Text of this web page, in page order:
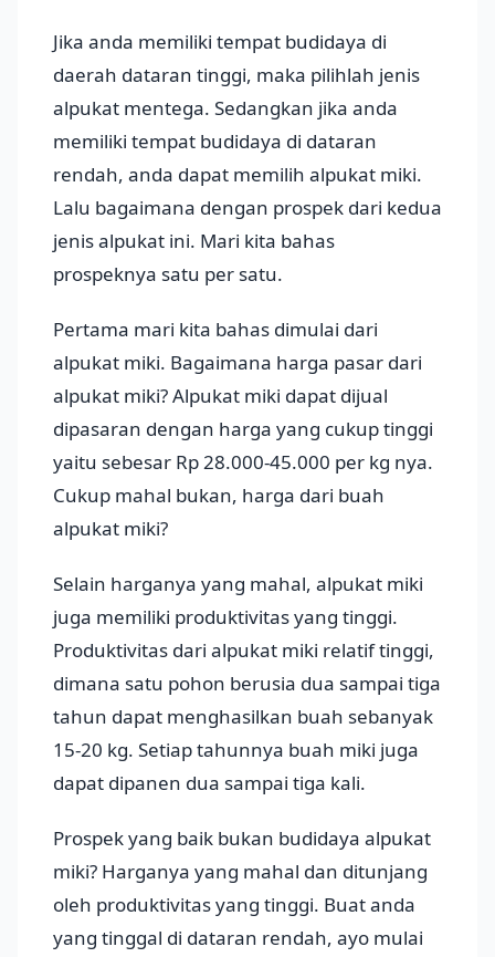
Jika anda memiliki tempat budidaya di
daerah dataran tinggi, maka pilihlah jenis
alpukat mentega. Sedangkan jika anda
memiliki tempat budidaya di dataran
rendah, anda dapat memilih alpukat miki.
Lalu bagaimana dengan prospek dari kedua
jenis alpukat ini. Mari kita bahas
prospeknya satu per satu.
Pertama mari kita bahas dimulai dari
alpukat miki. Bagaimana harga pasar dari
alpukat miki? Alpukat miki dapat dijual
dipasaran dengan harga yang cukup tinggi
yaitu sebesar Rp 28.000-45.000 per kg nya.
Cukup mahal bukan, harga dari buah
alpukat miki?
Selain harganya yang mahal, alpukat miki
juga memiliki produktivitas yang tinggi.
Produktivitas dari alpukat miki relatif tinggi,
dimana satu pohon berusia dua sampai tiga
tahun dapat menghasilkan buah sebanyak
15-20 kg. Setiap tahunnya buah miki juga
dapat dipanen dua sampai tiga kali.
Prospek yang baik bukan budidaya alpukat
miki? Harganya yang mahal dan ditunjang
oleh produktivitas yang tinggi. Buat anda
yang tinggal di dataran rendah, ayo mulai